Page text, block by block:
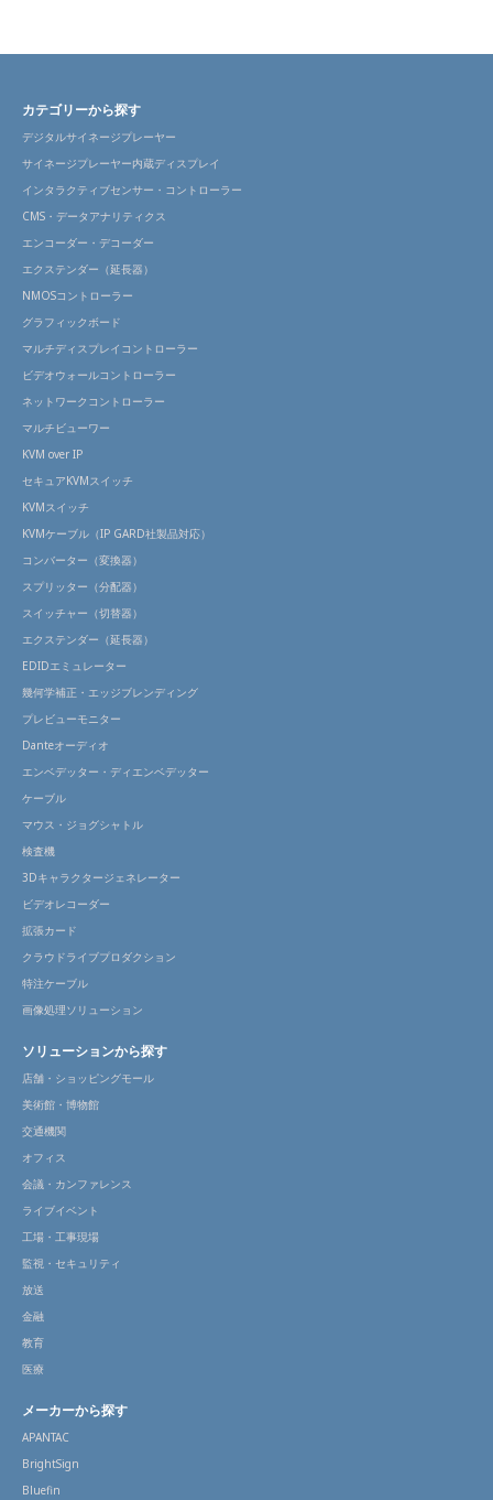
カテゴリーから探す
デジタルサイネージプレーヤー
サイネージプレーヤー内蔵ディスプレイ
インタラクティブセンサー・コントローラー
CMS・データアナリティクス
エンコーダー・デコーダー
エクステンダー（延長器）
NMOSコントローラー
グラフィックボード
マルチディスプレイコントローラー
ビデオウォールコントローラー
ネットワークコントローラー
マルチビューワー
KVM over IP
セキュアKVMスイッチ
KVMスイッチ
KVMケーブル（IP GARD社製品対応）
コンバーター（変換器）
スプリッター（分配器）
スイッチャー（切替器）
エクステンダー（延長器）
EDIDエミュレーター
幾何学補正・エッジブレンディング
プレビューモニター
Danteオーディオ
エンベデッター・ディエンベデッター
ケーブル
マウス・ジョグシャトル
検査機
3Dキャラクタージェネレーター
ビデオレコーダー
拡張カード
クラウドライブプロダクション
特注ケーブル
画像処理ソリューション
ソリューションから探す
店舗・ショッピングモール
美術館・博物館
交通機関
オフィス
会議・カンファレンス
ライブイベント
工場・工事現場
監視・セキュリティ
放送
金融
教育
医療
メーカーから探す
APANTAC
BrightSign
Bluefin